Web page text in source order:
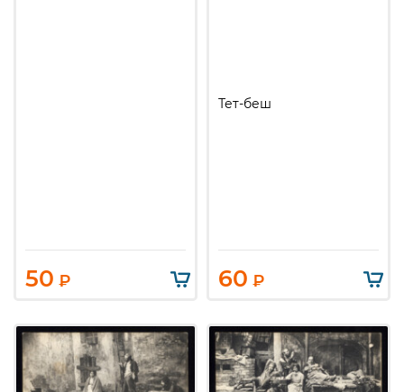
50 ₽
Тет-беш
60 ₽